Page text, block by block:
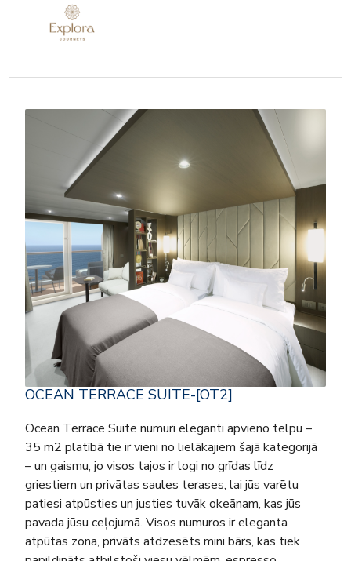
OCEAN TERRACE SUITE-[OT2]
Ocean Terrace Suite numuri eleganti apvieno telpu –
35 m2 platībā tie ir vieni no lielākajiem šajā kategorijā
– un gaismu, jo visos tajos ir logi no grīdas līdz
griestiem un privātas saules terases, lai jūs varētu
patiesi atpūsties un justies tuvāk okeānam, kas jūs
pavada jūsu ceļojumā. Visos numuros ir eleganta
atpūtas zona, privāts atdzesēts mini bārs, kas tiek